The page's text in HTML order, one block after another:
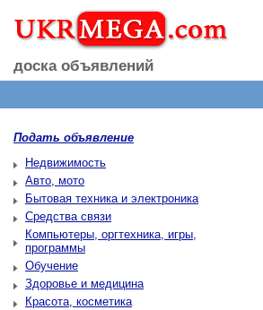
доска объявлений
Подать объявление
Недвижимость
Авто, мото
Бытовая техника и электроника
Средства связи
Компьютеры, оргтехника, игры,
программы
Обучение
Здоровье и медицина
Красота, косметика